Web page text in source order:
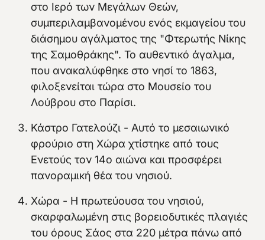
στο Ιερό των Μεγάλων Θεών,
συμπεριλαμβανομένου ενός εκμαγείου του
διάσημου αγάλματος της "Φτερωτής Νίκης
της Σαμοθράκης". Το αυθεντικό άγαλμα,
που ανακαλύφθηκε στο νησί το 1863,
φιλοξενείται τώρα στο Μουσείο του
Λούβρου στο Παρίσι.
Κάστρο Γατελούζι - Αυτό το μεσαιωνικό
φρούριο στη Χώρα χτίστηκε από τους
Ενετούς τον 14ο αιώνα και προσφέρει
πανοραμική θέα του νησιού.
Χώρα - Η πρωτεύουσα του νησιού,
σκαρφαλωμένη στις βορειοδυτικές πλαγιές
του όρους Σάος στα 220 μέτρα πάνω από